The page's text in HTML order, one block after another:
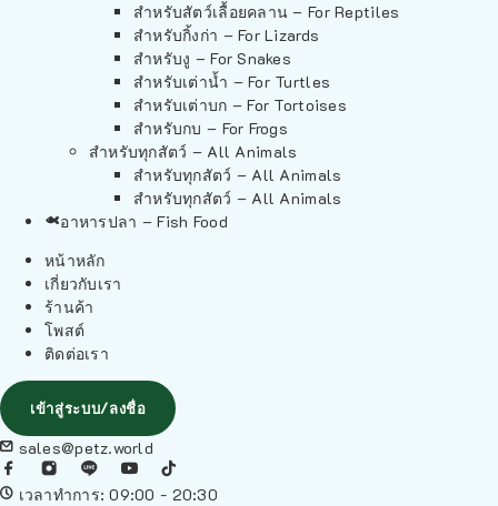
สำหรับสัตว์เลื้อยคลาน – For Reptiles
สำหรับกิ้งก่า – For Lizards
สำหรับงู – For Snakes
สำหรับเต่าน้ำ – For Turtles
สำหรับเต่าบก – For Tortoises
สำหรับกบ – For Frogs
สำหรับทุกสัตว์ – All Animals
สำหรับทุกสัตว์ – All Animals
สำหรับทุกสัตว์ – All Animals
อาหารปลา – Fish Food
หน้าหลัก
เกี่ยวกับเรา
ร้านค้า
โพสต์
ติดต่อเรา
เข้าสู่ระบบ/ลงชื่อ
sales@petz.world
เวลาทำการ: 09:00 - 20:30